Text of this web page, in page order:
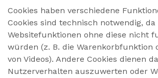
Cookies haben verschiedene
Cookies sind technisch notwendig,
Websitefunktionen ohne diese nicht
würden (z. B. die Warenkorbfunktion
von Videos). Andere Cookies dienen
Nutzerverhalten auszuwerten oder